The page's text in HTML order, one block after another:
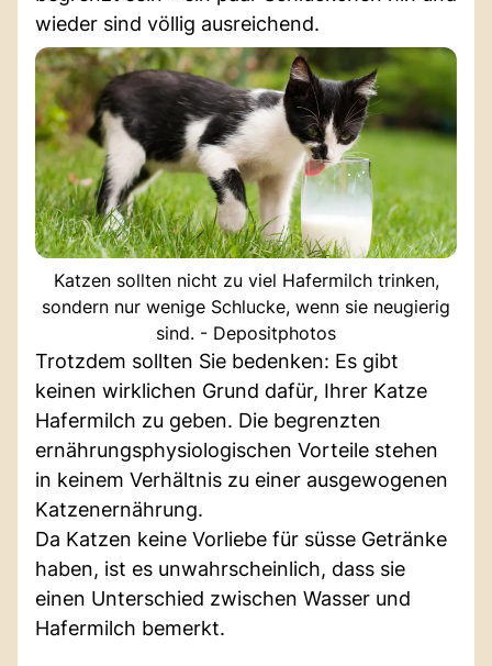
wieder sind völlig ausreichend.
Katzen sollten nicht zu viel Hafermilch trinken,
sondern nur wenige Schlucke, wenn sie neugierig
sind. - Depositphotos
Trotzdem sollten Sie bedenken: Es gibt
keinen wirklichen Grund dafür, Ihrer Katze
Hafermilch zu geben. Die begrenzten
ernährungsphysiologischen Vorteile stehen
in keinem Verhältnis zu einer ausgewogenen
Katzenernährung.
Da Katzen keine Vorliebe für süsse Getränke
haben, ist es unwahrscheinlich, dass sie
einen Unterschied zwischen Wasser und
Hafermilch bemerkt.